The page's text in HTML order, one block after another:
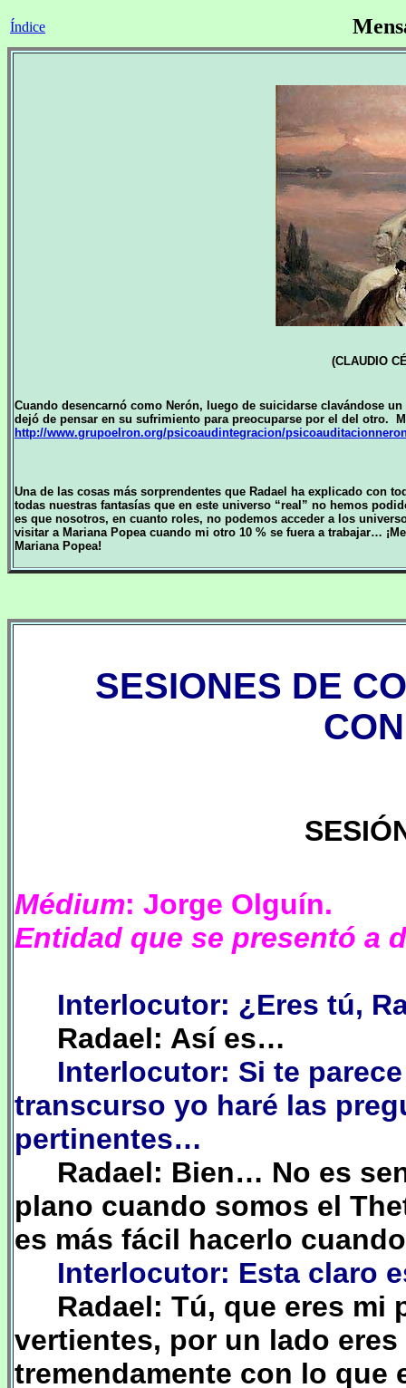
Índice
(CLAUDIO
Cuando desencarnó como Nerón, luego de suicidarse clavándose
dejó de pensar en su sufrimiento para preocuparse por el del otro.
http://www.grupoelron.org/psicoaudintegracion/
Una de las cosas más sorprendentes que Radael ha explicado con
todas nuestras fantasías que en este universo “real” no hemos
es que nosotros, en cuanto roles, no podemos acceder a los
visitar a Mariana Popea cuando mi otro 10 % se fuera a trabajar…
Mariana Popea!
SESIONES DE
Médium: Jorge Olguín.
Entidad que se presentó a
Interlocutor: ¿Eres tú,
Radael: Así es…
Interlocutor: Si te
transcurso yo haré las
pertinentes…
Radael: Bien… No es
plano cuando somos el
es más fácil hacerlo
Interlocutor: Esta claro
Radael: Tú, que eres mi
vertientes, por un lado
tremendamente con lo que